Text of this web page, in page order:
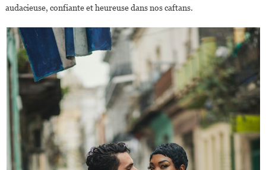
audacieuse, confiante et heureuse dans nos caftans.